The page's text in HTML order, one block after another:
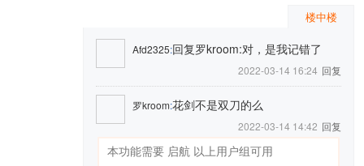
楼中楼
Afd2325:回复罗kroom:对，是我记错了
2022-03-14 16:24 回复
罗kroom:花剑不是双刀的么
2022-03-14 14:42 回复